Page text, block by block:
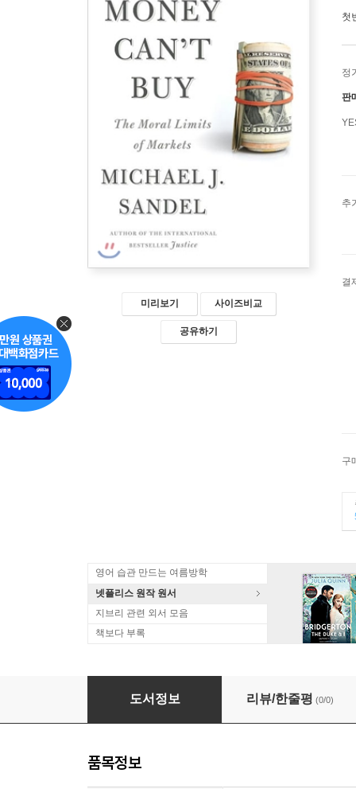
미리보기 사이즈비교
공유하기
첫
정
판
추
결
구
영어 습관 만드는 여름방학
넷플리스 원작 원서
지브리 관련 외서 모음
책보다 부록
What Money Can't Buy
도서정보 리뷰/한줄평 (0/0)
품목정보